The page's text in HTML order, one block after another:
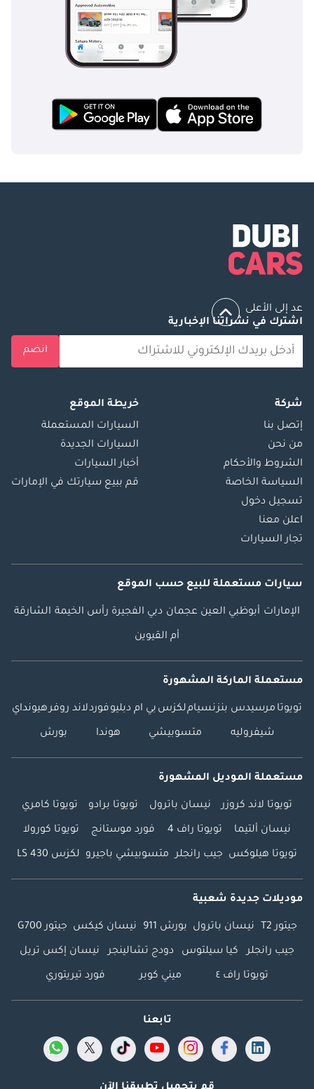
عد إلى الأعلى
اشترك في نشراتنا الإخبارية
انضم
شركة
إتصل بنا
من نحن
الشروط والأحكام
السياسة الخاصة
تسجيل دخول
اعلن معنا
تجار السيارات
خريطة الموقع
السيارات المستعملة
السيارات الجديدة
أخبار السيارات
قم ببيع سيارتك في الإمارات
سيارات مستعملة للبيع حسب الموقع
الإمارات أبوظبي العين عجمان دبي الفجيرة رأس الخيمة الشارقة
أم القيوين
مستعملة الماركة المشهورة
تويوتا مرسيدس بنزنسياملكزس بي ام دبليوفوردلاند روفرهيونداي
شيفروليه متسوبيشي هوندا بورش
مستعملة الموديل المشهورة
تويوتا لاند كروزر نيسان باترول تويوتا برادو تويوتا كامري
نيسان ألتيما تويوتا راف 4 فورد موستانج تويوتا كورولا
تويوتا هيلوكس جيب رانجلر متسوبيشي باجيرو لكزس LS 430
موديلات جديدة شعبية
جيتور T2 نيسان باترول بورش 911 نيسان كيكس جيتور G700
جيب رانجلر كيا سيلتوس دودج تشالينجر نيسان إكس تريل
تويوتا راف ٤ ميني كوبر فورد تيريتوري
تابعنا